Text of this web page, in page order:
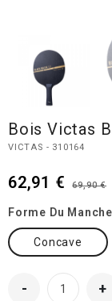
Bois Victas
VICTAS - 310164
62,91 € 69,90 €
Forme Du
Concave
- +